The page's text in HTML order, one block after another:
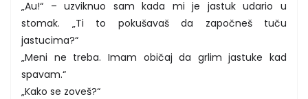
„Au!“ – uzviknuo sam kada mi je jastuk udario u
stomak. „Ti to pokušavaš da započneš tuču
jastucima?“
„Meni ne treba. Imam običaj da grlim jastuke kad
spavam.“
„Kako se zoveš?“